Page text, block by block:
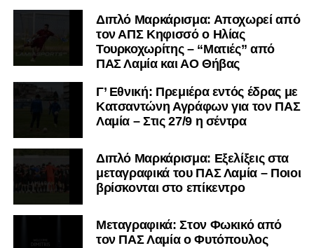
Διπλό Μαρκάρισμα: Αποχωρεί από
τον ΑΠΣ Κηφισσό ο Ηλίας
Τουρκοχωρίτης – “Ματιές” από
ΠΑΣ Λαμία και ΑΟ Θήβας
Γ’ Εθνική: Πρεμιέρα εντός έδρας με
Κατσαντώνη Αγράφων για τον ΠΑΣ
Λαμία – Στις 27/9 η σέντρα
Διπλό Μαρκάρισμα: Εξελίξεις στα
μεταγραφικά του ΠΑΣ Λαμία – Ποιοι
βρίσκονται στο επίκεντρο
Μεταγραφικά: Στον Φωκικό από
τον ΠΑΣ Λαμία ο Φυτόπουλος